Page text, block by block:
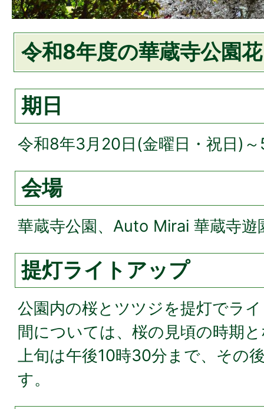
令和8年度の華蔵寺公園
期日
令和8年3月20日(金曜日・祝日)
会場
華蔵寺公園、Auto Mirai 華蔵寺遊
提灯ライトアップ
公園内の桜とツツジを提灯でラ
間については、桜の見頃の時期
上旬は午後10時30分まで、その
す。